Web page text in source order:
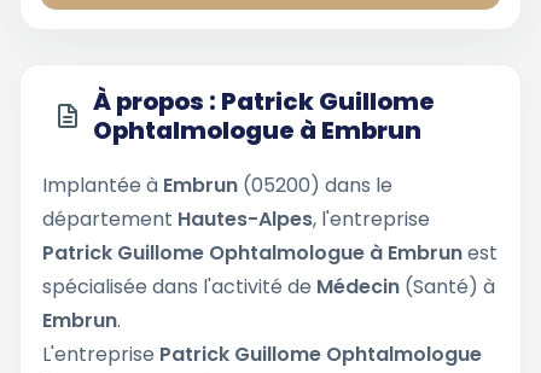
À propos : Patrick Guillome
Ophtalmologue à Embrun
Implantée à Embrun (05200) dans le
département Hautes-Alpes, l'entreprise
Patrick Guillome Ophtalmologue à Embrunest
spécialisée dans l'activité de Médecin (Santé) à
Embrun.
L'entreprise Patrick Guillome Ophtalmologue